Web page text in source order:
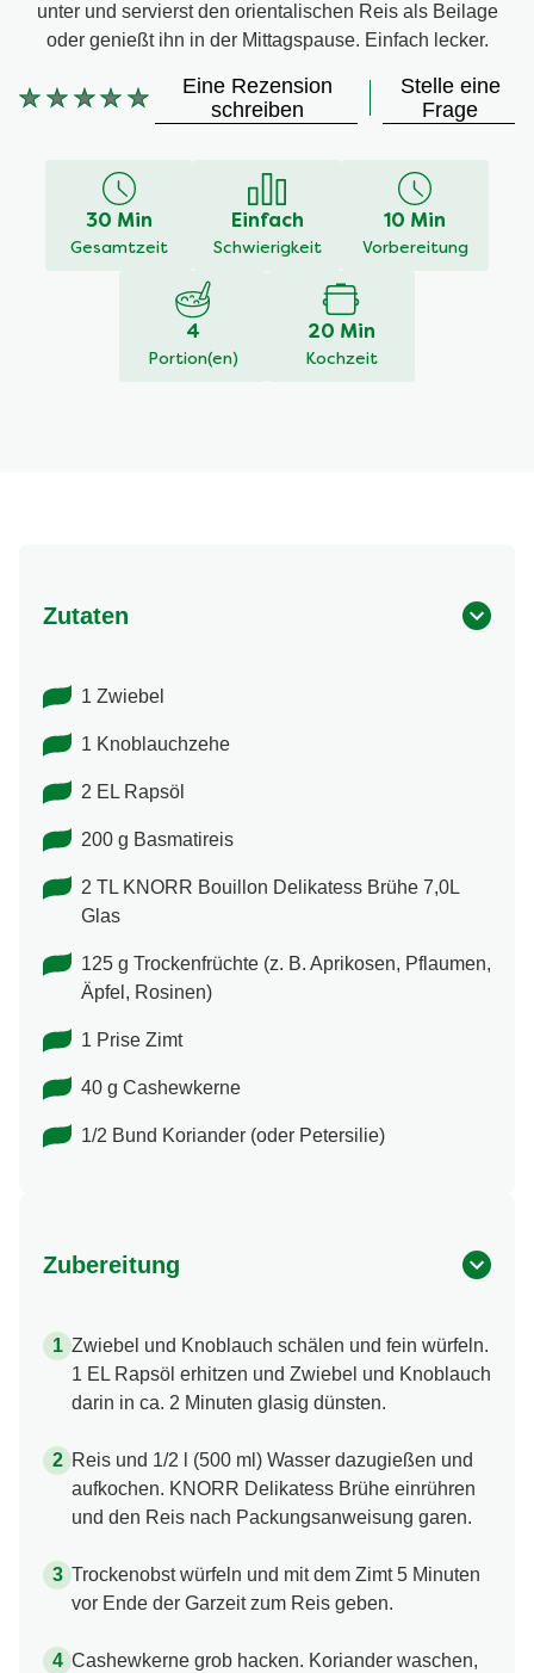
unter und servierst den orientalischen Reis als Beilage
oder genießt ihn in der Mittagspause. Einfach lecker.
Keine
abgegeben
Eine Rezension
schreiben
Stelle eine
Frage
30 Min
Gesamtzeit
Einfach
Schwierigkeit
10 Min
Vorbereitung
4
Portion(en)
20 Min
Kochzeit
Zutaten
1 Zwiebel
1 Knoblauchzehe
2 EL Rapsöl
200 g Basmatireis
2 TL KNORR Bouillon Delikatess Brühe 7,0L
Glas
125 g Trockenfrüchte (z. B. Aprikosen, Pflaumen,
Äpfel, Rosinen)
1 Prise Zimt
40 g Cashewkerne
1/2 Bund Koriander (oder Petersilie)
Zubereitung
Zwiebel und Knoblauch schälen und fein würfeln.
1 EL Rapsöl erhitzen und Zwiebel und Knoblauch
darin in ca. 2 Minuten glasig dünsten.
Reis und 1/2 l (500 ml) Wasser dazugießen und
aufkochen. KNORR Delikatess Brühe einrühren
und den Reis nach Packungsanweisung garen.
Trockenobst würfeln und mit dem Zimt 5 Minuten
vor Ende der Garzeit zum Reis geben.
Cashewkerne grob hacken. Koriander waschen,